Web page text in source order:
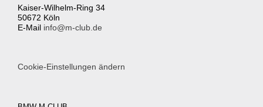
Kaiser-Wilhelm-Ring 34
50672 Köln
E-Mail info@m-club.de
Cookie-Einstellungen ändern